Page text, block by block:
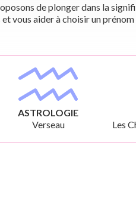
de plonger dans la
vous aider à choisir un prénom
ASTROLOGIE
Verseau
Les